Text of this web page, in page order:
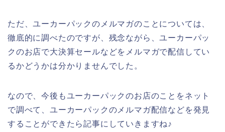
ただ、ユーカーパックのメルマガのことについては、
徹底的に調べたのですが、残念ながら、ユーカーパッ
クのお店で大決算セールなどをメルマガで配信してい
るかどうかは分かりませんでした。
なので、今後もユーカーパックのお店のことをネット
で調べて、ユーカーパックのメルマガ配信などを発見
することができたら記事にしていきますね♪